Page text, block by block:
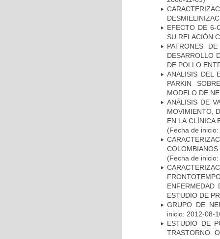
EFECTO DE 6-
SU RELACIÓN
PATRONES
DESARROLLO
DE POLLO
ANALISIS DEL
PARKIN
MODELO DE
ANÁLISIS DE
MOVIMIENTO,
EN LA CLÍNICA
(Fecha de
(Fecha de
ENFERMEDAD
ESTUDIO DE
GRUPO DE
inicio: 2012-08-
ESTUDIO DE
TRASTORNO